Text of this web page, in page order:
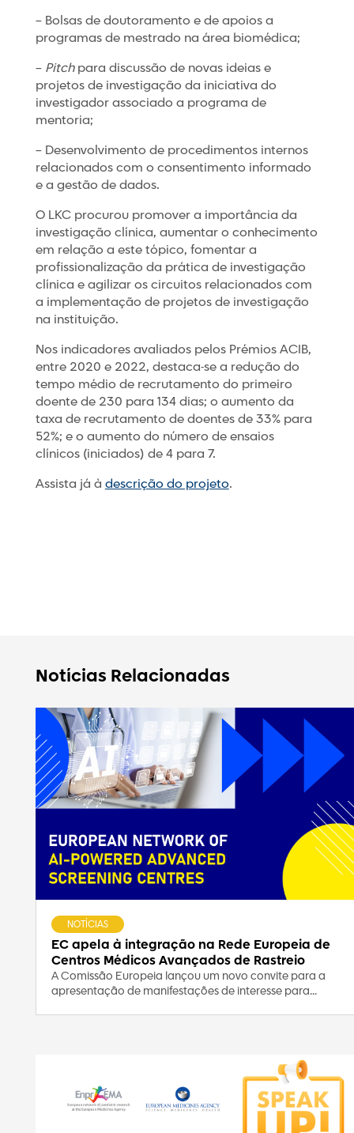
– Bolsas de doutoramento e de apoios a
programas de mestrado na área biomédica;
– Pitchpara discussão de novas ideias e
projetos de investigação da iniciativa do
investigador associado a programa de
mentoria;
– Desenvolvimento de procedimentos internos
relacionados com o consentimento informado
e a gestão de dados.
O LKC procurou promover a importância da
investigação clínica, aumentar o conhecimento
em relação a este tópico, fomentar a
profissionalização da prática de investigação
clínica e agilizar os circuitos relacionados com
a implementação de projetos de investigação
na instituição.
Nos indicadores avaliados pelos Prémios ACIB,
entre 2020 e 2022, destaca-se a redução do
tempo médio de recrutamento do primeiro
doente de 230 para 134 dias; o aumento da
taxa de recrutamento de doentes de 33% para
52%; e o aumento do número de ensaios
clínicos (iniciados) de 4 para 7.
Assista já à descrição do projeto.
Notícias Relacionadas
EC apela à integração na Rede Europeia de
Centros Médicos Avançados de Rastreio
NOTÍCIAS
A Comissão Europeia lançou um novo convite para a
apresentação de manifestações de interesse para...